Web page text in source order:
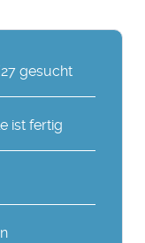
gesucht
ist fertig